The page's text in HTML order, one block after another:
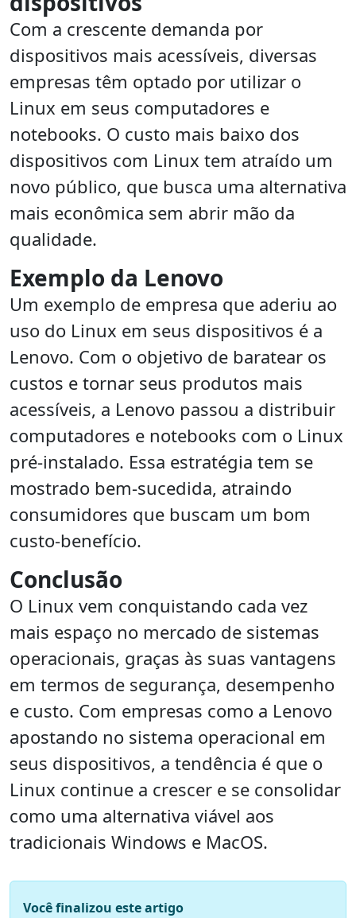
Com a crescente demanda por
dispositivos mais acessíveis, diversas
empresas têm optado por utilizar o
Linux em seus computadores e
notebooks. O custo mais baixo dos
dispositivos com Linux tem atraído um
novo público, que busca uma alternativa
mais econômica sem abrir mão da
qualidade.
Exemplo da Lenovo
Um exemplo de empresa que aderiu ao
uso do Linux em seus dispositivos é a
Lenovo. Com o objetivo de baratear os
custos e tornar seus produtos mais
acessíveis, a Lenovo passou a distribuir
computadores e notebooks com o Linux
pré-instalado. Essa estratégia tem se
mostrado bem-sucedida, atraindo
consumidores que buscam um bom
custo-benefício.
Conclusão
O Linux vem conquistando cada vez
mais espaço no mercado de sistemas
operacionais, graças às suas vantagens
em termos de segurança, desempenho
e custo. Com empresas como a Lenovo
apostando no sistema operacional em
seus dispositivos, a tendência é que o
Linux continue a crescer e se consolidar
como uma alternativa viável aos
tradicionais Windows e MacOS.
Você finalizou este artigo